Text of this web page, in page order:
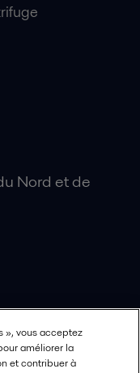
Nord et de
», vous acceptez
améliorer la
et contribuer à